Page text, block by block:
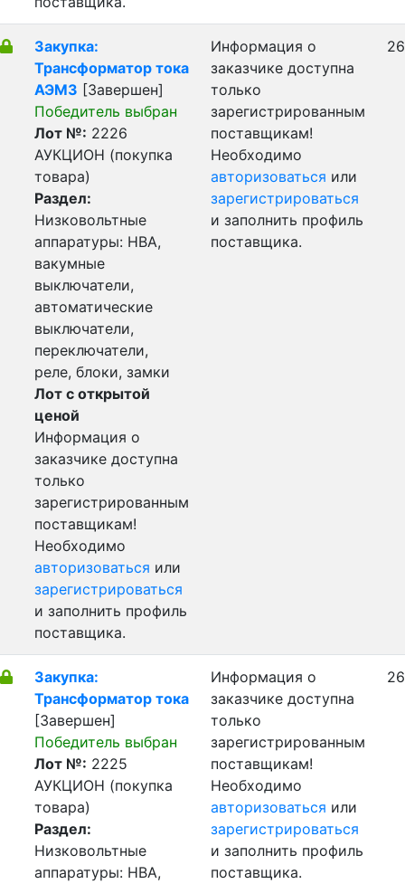
Закупка:
Трансформатор тока
АЭМЗ [Завершен]
Победитель выбран
Лот №: 2226
АУКЦИОН (покупка
товара)
Раздел:
Низковольтные
аппаратуры: НВА,
вакумные
выключатели,
автоматические
выключатели,
переключатели,
реле, блоки, замки
Лот с открытой
ценой
Информация о
заказчике доступна
только
зарегистрированным
поставщикам!
Необходимо
авторизоваться или
зарегистрироваться
и заполнить профиль
поставщика.
Информация о
заказчике доступна
только
зарегистрированным
поставщикам!
Необходимо
авторизоваться или
зарегистрироваться
и заполнить профиль
поставщика.
Закупка:
Трансформатор тока
[Завершен]
Победитель выбран
Лот №: 2225
АУКЦИОН (покупка
товара)
Раздел:
Низковольтные
аппаратуры: НВА,
Информация о
заказчике доступна
только
зарегистрированным
поставщикам!
Необходимо
авторизоваться или
зарегистрироваться
и заполнить профиль
поставщика.